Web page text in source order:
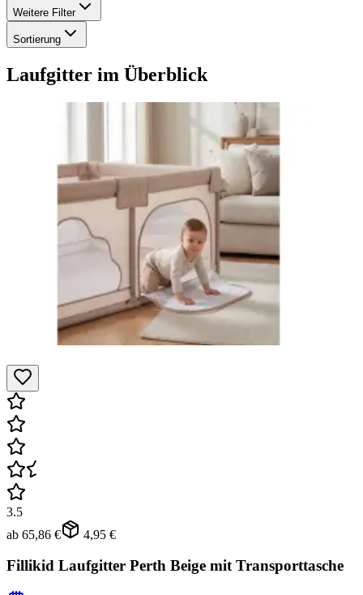
Weitere Filter
Sortierung
Laufgitter im Überblick
3.5
ab 65,86 € 4,95 €
Fillikid Laufgitter Perth Beige mit Transporttasche